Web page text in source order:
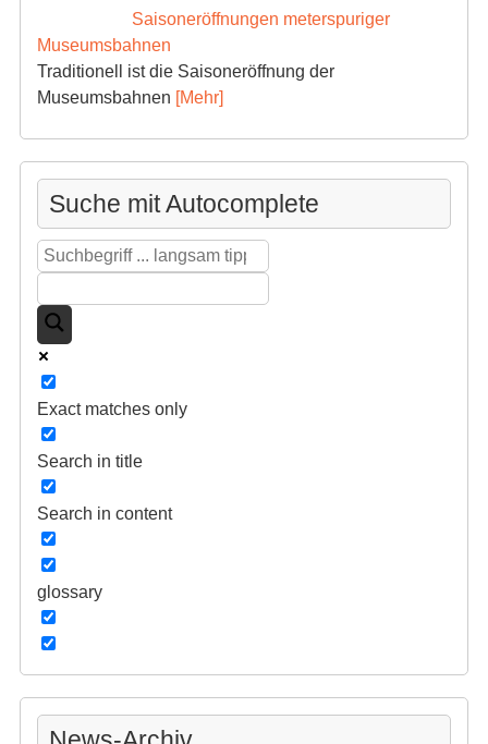
Saisoneröffnungen meterspuriger
Museumsbahnen
Traditionell ist die Saisoneröffnung der
Museumsbahnen [Mehr]
Suche mit Autocomplete
Exact matches only
Search in title
Search in content
glossary